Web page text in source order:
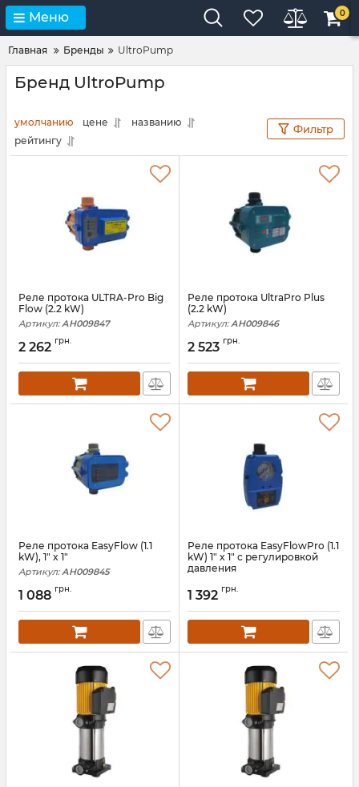
Меню 0
Главная Бренды UltrоPump
Бренд UltrоPump
умолчанию цене
названию
рейтингу
Фильтр
Реле протока ULTRA-Pro Big
Flow (2.2 kW)
Артикул: АН009847
2 262 грн.
Реле протока UltraPro Plus
(2.2 kW)
Артикул: АН009846
2 523 грн.
Реле протока EasyFlow (1.1
kW), 1" x 1"
Артикул: АН009845
1 088 грн.
Реле протока EasyFlowPro (1.1
kW) 1" x 1" с регулировкой
давления
1 392 грн.